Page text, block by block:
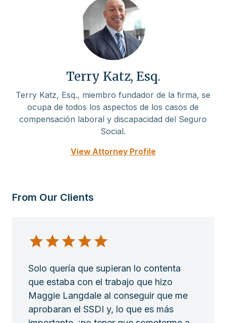
Terry Katz, Esq.
Terry Katz, Esq., miembro fundador de la firma, se
ocupa de todos los aspectos de los casos de
compensación laboral y discapacidad del Seguro
Social.
View Attorney Profile
From Our Clients
Solo quería que supieran lo contenta
que estaba con el trabajo que hizo
Maggie Langdale al conseguir que me
aprobaran el SSDI y, lo que es más